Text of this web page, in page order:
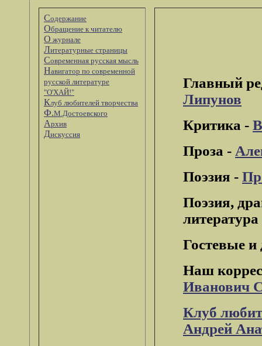
Содержание
Обращение к читателю
О журнале
Литературные страницы
Современная русская мысль
Навигатор по современной
русской литературе
"О'ХАЙ!"
Клуб любителей творчества
Ф.М.Достоевского
Архив
Дискуссия
Главный
Липунов
Критика -
Проза -
Поэзия -
Поэзия,
Гостевые и
Наш
Иванович
Клуб
Андрей